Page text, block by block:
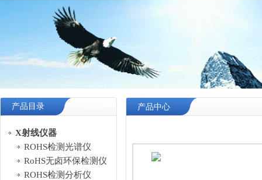
产品目录
X射线仪器
ROHS检测光谱仪
RoHS无卤环保检测仪
ROHS检测分析仪
产品中心